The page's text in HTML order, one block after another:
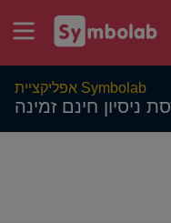
אפליקציית Symbolab